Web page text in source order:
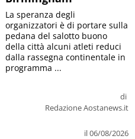
di
Redazione Aostanews.it
il 06/08/2026
La speranza degli
organizzatori è di portare sulla
pedana del salotto buono
della città alcuni atleti reduci
dalla rassegna continentale in
programma ...